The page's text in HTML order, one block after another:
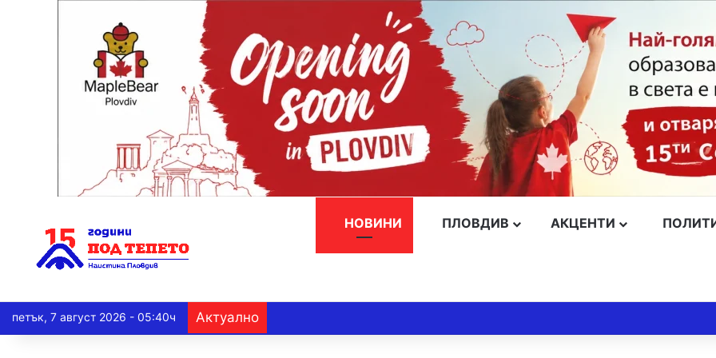
НОВИНИ ПЛОВДИВ АКЦЕНТИ
петък, 7 август 2026 - 05:40ч Актуално